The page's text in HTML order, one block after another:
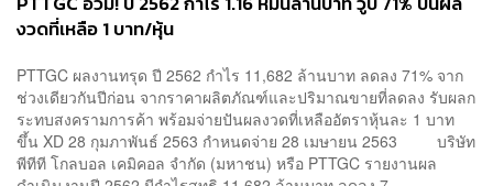
งวดที่เหลือ 1 บาท/หุ้น
PTTGC ผลงานทรุด ปี 2562 กำไร 11,682 ล้านบาท ลดลง 71% จาก
ช่วงเดียวกันปีก่อน จากราคาผลิตภัณฑ์และปริมาณขายที่ลดลง รับผลก
ระทบสงครามการค้า พร้อมจ่ายปันผลงวดที่เหลืออัตราหุ้นละ 1 บาท
ขึ้น XD 28 กุมภาพันธ์ 2563 กำหนดจ่าย 28 เมษายน 2563 บริษัท
พีทีที โกลบอล เคมิคอล จำกัด (มหาชน) หรือ PTTGC รายงานผล